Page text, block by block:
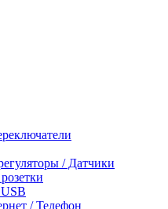
/ Датчики
/ Телефон